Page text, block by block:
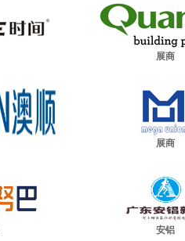
展商
展商
安铝